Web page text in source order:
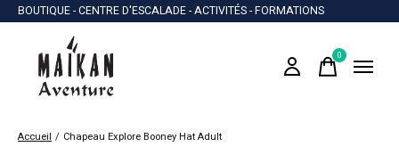
BOUTIQUE - CENTRE D'ESCALADE - ACTIVITÉS - FORMATIONS
0items
Accueil / Chapeau Explore Booney Hat Adult